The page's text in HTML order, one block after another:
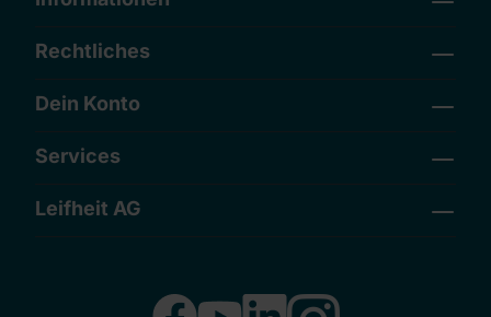
Rechtliches
Dein Konto
Services
Leifheit AG